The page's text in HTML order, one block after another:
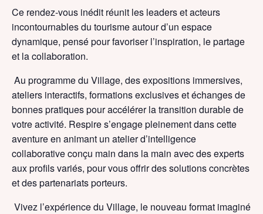
Ce rendez-vous inédit réunit les leaders et acteurs
incontournables du tourisme autour d’un espace
dynamique, pensé pour favoriserl’inspiration, le partage
et la collaboration.
Au programme du Village, des expositions immersives,
ateliers interactifs, formations exclusives et échanges de
bonnes pratiques pour accélérer la transition durable de
votre activité. Respire s’engage pleinement dans cette
aventure en animant un atelier d’intelligence
collaborativeconçu main dans la main avec des experts
aux profils variés, pour vous offrir des solutions concrètes
et des partenariats porteurs.
Vivez l’expérience du Village, le nouveau format imaginé